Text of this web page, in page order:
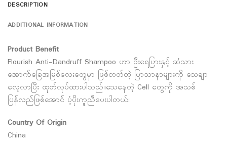
DESCRIPTION
ADDITIONAL INFORMATION
Product Benefit
Flourish Anti-Dandruff Shampoo ဟာ ဦးရေပြားနှင့် ဆံသား
အောက်ခြေအမြစ်လေးတွေမှာ ဖြစ်တတ်တဲ့ ပြာသာနာများကို သေချာ
လေ့လာပြီး ထုတ်လုပ်ထားပါသည်။သေနေတဲ့ Cell တွေကို အသစ်
ပြန်လည်ဖြစ်အောင် ပံ့ပိုးကူညီပေးပါတယ်။
Country Of Origin
China